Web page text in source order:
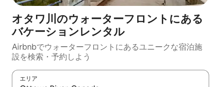
オタワ川のウォーターフロントにある
バケーションレンタル
Airbnbでウォーターフロントにあるユニークな宿泊施
設を検索・予約しよう
エリア